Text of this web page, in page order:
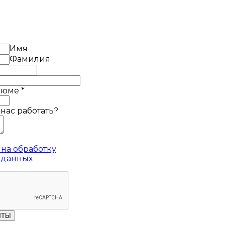
Имя
Фамилия
*
работать?
обработку